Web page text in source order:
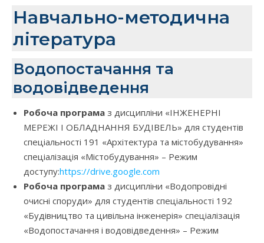
Навчально-методична
література
Водопостачання та
водовідведення
Робоча програма з дисципліни «ІНЖЕНЕРНІ
МЕРЕЖІ І ОБЛАДНАННЯ БУДІВЕЛЬ» для студентів
спеціальності 191 «Архітектура та містобудування»
спеціалізація «Містобудування» – Режим
доступу:https://drive.google.com
Робоча програма з дисципліни «Водопровідні
очисні споруди» для студентів спеціальності 192
«Будівництво та цивільна інженерія» спеціалізація
«Водопостачання і водовідведення» – Режим